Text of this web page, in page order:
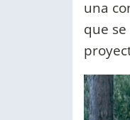
una
que